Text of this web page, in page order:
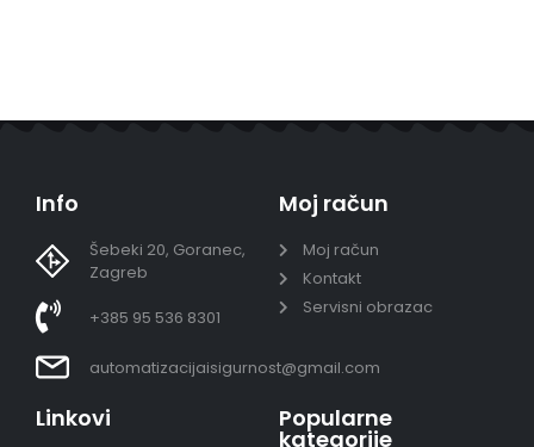
Info
Šebeki 20, Goranec,
Zagreb
+385 95 536 8301
automatizacijaisigurnost@gmail.com
Moj račun
Moj račun
Kontakt
Servisni obrazac
Linkovi Popularne
kategorije